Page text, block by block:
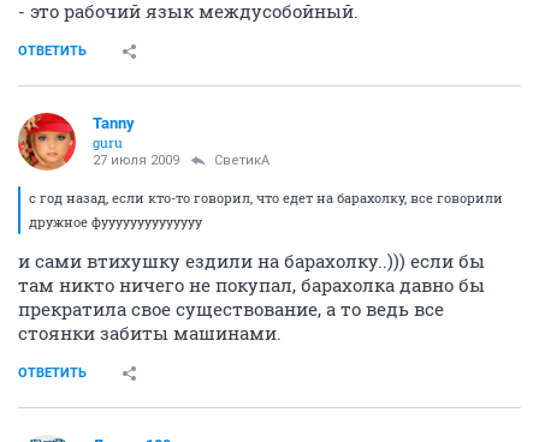
- это рабочий язык междусобойный.
ОТВЕТИТЬ
Tanny
guru
27 июля 2009 СветикА
с год назад, если кто-то говорил, что едет на барахолку, все говорили
дружное фуууууууууууууу
и сами втихушку ездили на барахолку..))) если бы
там никто ничего не покупал, барахолка давно бы
прекратила свое существование, а то ведь все
стоянки забиты машинами.
ОТВЕТИТЬ